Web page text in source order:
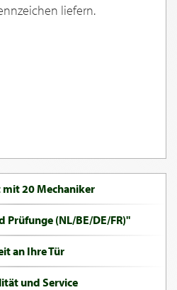
liefern.
mit 20 Mechaniker
Prüfunge (NL/BE/DE/FR)"
an Ihre Tür
und Service